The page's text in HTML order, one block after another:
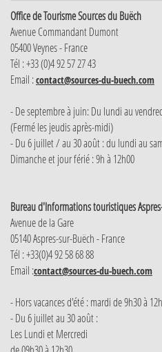
Office de Tourisme Sources du Buëch
Avenue Commandant Dumont
05400 Veynes - France
Tél : +33 (0)4 92 57 27 43
Email :contact@sources-du-buech.com
- De septembre à juin: Du lundi au
(Fermé les jeudis après-midi)
- Du 6 juillet / au 30 août : du lundi au
Dimanche et jour férié : 9h à 12h00
Bureau d'Informations touristiques
Avenue de la Gare
05140 Aspres-sur-Buëch - France
Tél : +33(0)4 92 58 68 88
Email :contact@sources-du-buech.com
- Hors vacances d'été : mardi de 9h30 à
- Du 6 juillet au 30 août :
Les Lundi et Mercredi